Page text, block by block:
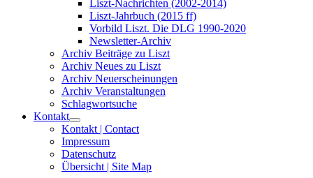
Liszt-Nachrichten (2002-2014)
Liszt-Jahrbuch (2015 ff)
Vorbild Liszt. Die DLG 1990-2020
Newsletter-Archiv
Archiv Beiträge zu Liszt
Archiv Neues zu Liszt
Archiv Neuerscheinungen
Archiv Veranstaltungen
Schlagwortsuche
Kontakt
Kontakt | Contact
Impressum
Datenschutz
Übersicht | Site Map